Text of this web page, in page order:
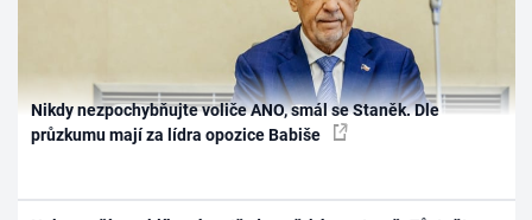
Nikdy nezpochybňujte voliče ANO, smál se Staněk. Dle
průzkumu mají za lídra opozice Babiše